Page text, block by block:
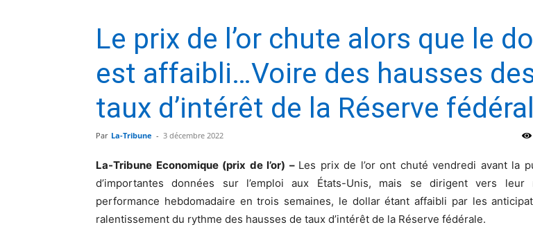
Le prix de l’or chute alors que le
est affaibli…Voire des hausses
taux d’intérêt de la Réserve
Par La-Tribune - 3 décembre 2022
La-Tribune Economique (prix de l’or) – Les prix de l’or ont chuté vendredi avant la
d’importantes données sur l’emploi aux États-Unis, mais se dirigent vers leur
performance hebdomadaire en trois semaines, le dollar étant affaibli par les
ralentissement du rythme des hausses de taux d’intérêt de la Réserve fédérale.